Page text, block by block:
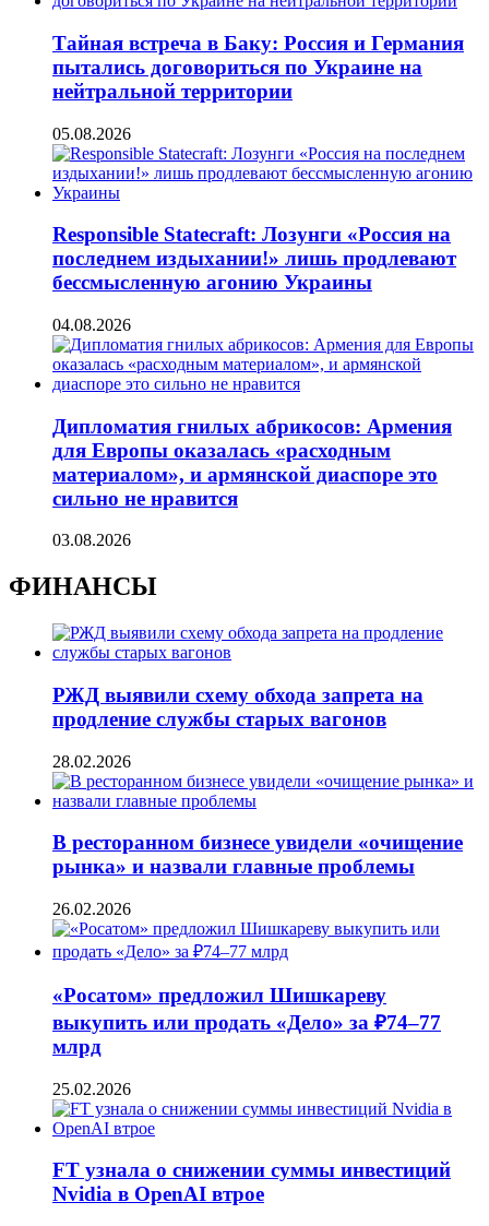
Тайная встреча в Баку: Россия и Германия
пытались договориться по Украине на
нейтральной территории
05.08.2026
Responsible Statecraft: Лозунги «Россия на
последнем издыхании!» лишь продлевают
бессмысленную агонию Украины
04.08.2026
Дипломатия гнилых абрикосов: Армения
для Европы оказалась «расходным
материалом», и армянской диаспоре это
сильно не нравится
03.08.2026
ФИНАНСЫ
РЖД выявили схему обхода запрета на
продление службы старых вагонов
28.02.2026
В ресторанном бизнесе увидели «очищение
рынка» и назвали главные проблемы
26.02.2026
«Росатом» предложил Шишкареву
выкупить или продать «Дело» за ₽74–77
млрд
25.02.2026
FT узнала о снижении суммы инвестиций
Nvidia в OpenAI втрое